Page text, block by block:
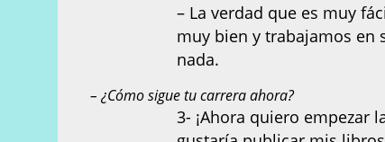
– La verdad que es muy
muy bien y trabajamos en
nada.
– ¿Cómo sigue tu carrera ahora?
3- ¡Ahora quiero empezar